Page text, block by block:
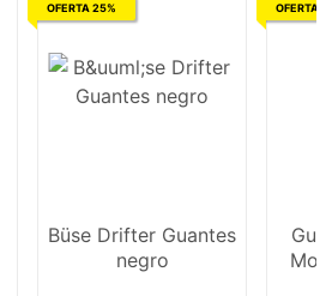
OFERTA 25%
Büse Drifter Guantes
negro
OFERTA